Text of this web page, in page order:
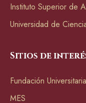
Instituto Superior de
Universidad de
Sitios de
Fundación
MES